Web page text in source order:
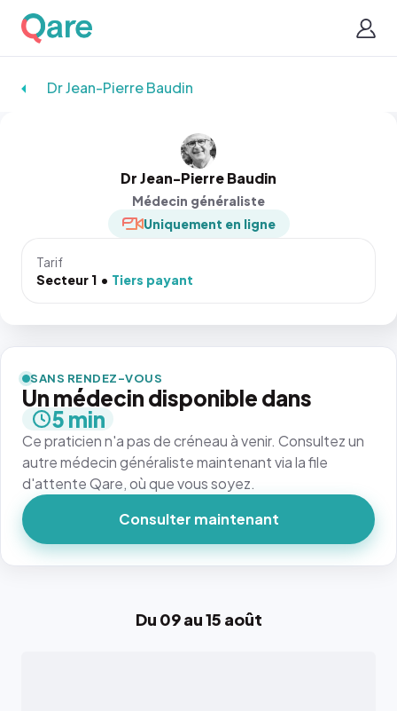
Dr Jean-Pierre Baudin
Dr Jean-Pierre Baudin
Médecin généraliste
Uniquement en ligne
Tarif
Secteur 1
Tiers payant
Du 09 au 15 août
SANS RENDEZ-VOUS
Un médecin disponible dans
5 min
Ce praticien n'a pas de créneau à venir. Consultez un
autre médecin généraliste maintenant via la file
d'attente Qare, où que vous soyez.
Consulter maintenant